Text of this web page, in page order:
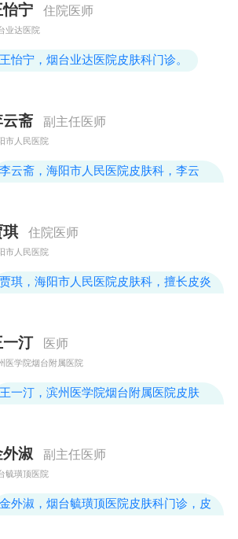
肤，祛斑祛痘，综合年轻化改善肤
。“吕炳奎医脉”徐乃静教授承传人；国
家名医赵芮彬院长关门弟子，张瑾教
怡宁 住院医师
业达医院
王怡宁，烟台业达医院皮肤科门诊。
云斋 副主任医师
市人民医院
李云斋，海阳市人民医院皮肤科，李云
烟台皮肤医学鉴定专家，烟台皮肤医学
委员。从事皮肤专业30年，有丰富的临
床经验。擅长对慢性荨麻疹、湿疹、真菌
琪 住院医师
市人民医院
贾琪，海阳市人民医院皮肤科，擅长皮炎
一汀 医师
医学院烟台附属医院
王一汀，滨州医学院烟台附属医院皮肤
外淑 副主任医师
毓璜顶医院
金外淑，烟台毓璜顶医院皮肤科门诊，皮